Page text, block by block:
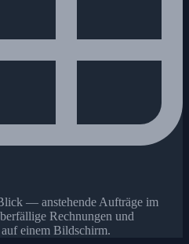
— anstehende Aufträge im
Rechnungen und
einem Bildschirm.